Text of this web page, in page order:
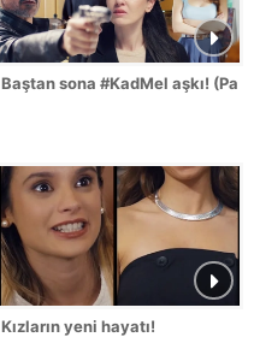
Baştan sona #KadMel aşkı! (Part
Kızların yeni hayatı!